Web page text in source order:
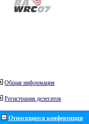
Общая информация
Регистрация делегатов
Относящиеся конференции